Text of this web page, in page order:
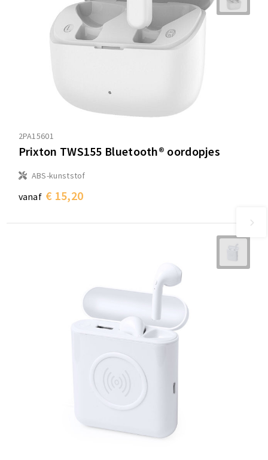
2PA15601
Prixton TWS155 Bluetooth® oordopjes
ABS-kunststof
vanaf € 15,20